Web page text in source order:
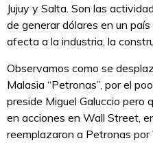
Jujuy y Salta. Son las
de generar dólares en un
afecta a la industria, la
Observamos como se
Malasia “Petronas”, por el
preside Miguel Galuccio pero
en acciones en Wall Street,
reemplazaron a Petronas